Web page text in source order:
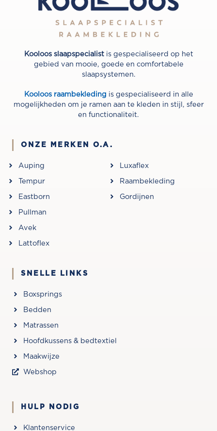
Kooloos slaapspecialistis gespecialiseerd op het
gebied van mooie, goede en comfortabele
slaapsystemen.
Kooloos raambekleding is gespecialiseerd in alle
mogelijkheden om je ramen aan te kleden in stijl, sfeer
en functionaliteit.
ONZE MERKEN O.A.
Auping
Tempur
Eastborn
Pullman
Avek
Lattoflex
Luxaflex
Raambekleding
Gordijnen
SNELLE LINKS
Boxsprings
Bedden
Matrassen
Hoofdkussens & bedtextiel
Maakwijze
Webshop
HULP NODIG
Klantenservice